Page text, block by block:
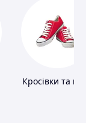
Кросівки та